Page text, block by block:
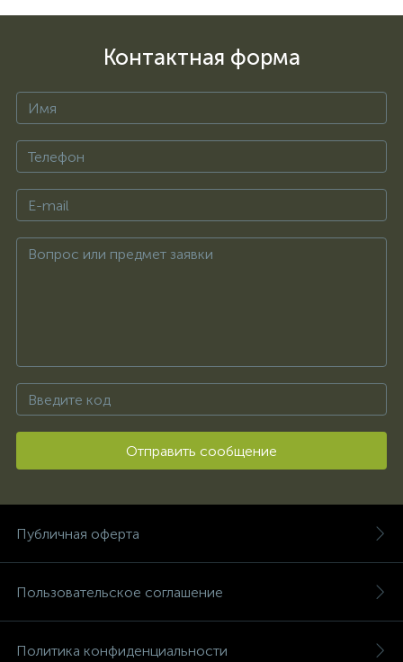
Контактная форма
Отправить сообщение
Публичная оферта
Пользовательское соглашение
Политика конфиденциальности